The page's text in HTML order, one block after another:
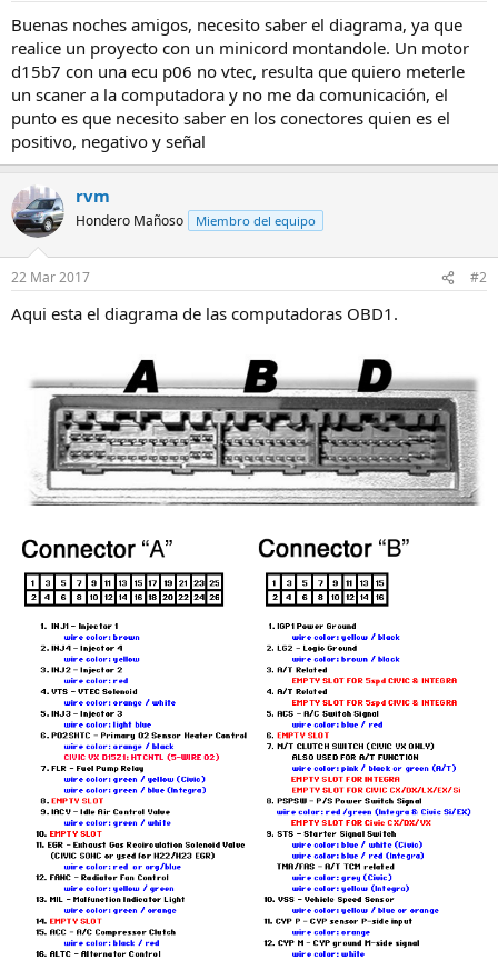
Buenas noches amigos, necesito saber el diagrama, ya que
realice un proyecto con un minicord montandole. Un motor
d15b7 con una ecu p06 no vtec, resulta que quiero meterle
un scaner a la computadora y no me da comunicación, el
punto es que necesito saber en los conectores quien es el
positivo, negativo y señal
rvm
Hondero Mañoso Miembro del equipo
22 Mar 2017 #2
Aqui esta el diagrama de las computadoras OBD1.